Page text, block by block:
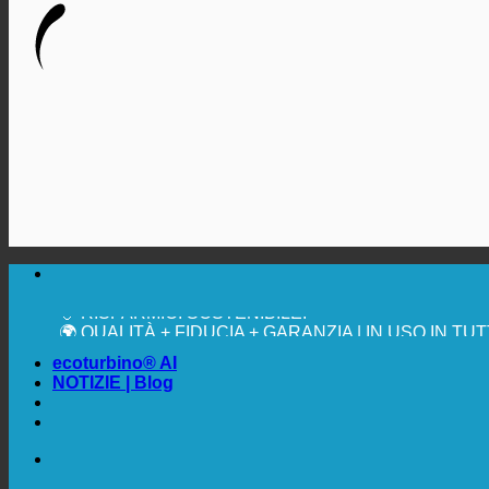
💧 RISPARMIO. SOSTENIBILE.
🌍 QUALITÀ + FIDUCIA + GARANZIA | IN USO IN
ecoturbino® AI
NOTIZIE | Blog